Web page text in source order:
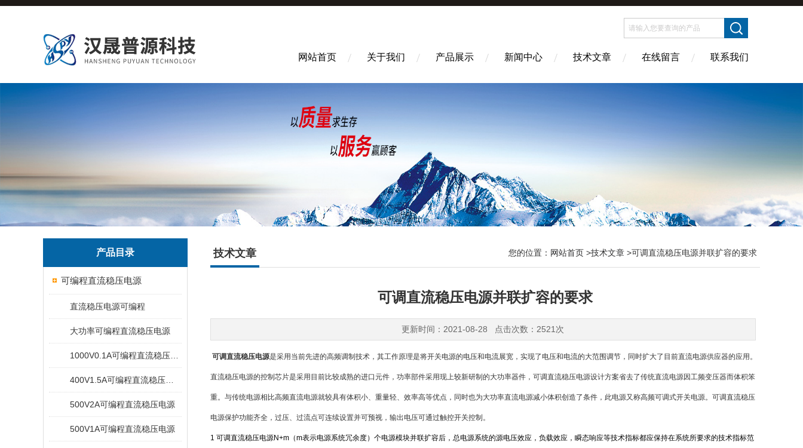
网站首页 关于我们 产品展示 新闻中心 技术文章 在线留言 联系我们
产品目录
可编程直流稳压电源
直流稳压电源可编程
大功率可编程直流稳压电源
500V2A可编程直流稳压电源
500V1A可编程直流稳压电源
技术文章 您的位置： 网站首页 >技术文章 >可调直流稳压电源并联扩容的要求
可调直流稳压电源并联扩容的要求
更新时间：2021-08-28 点击次数：2521次
可调直流稳压电源是采用当前先进的高频调制技术，其工作原理是将开关电源的电压和电流展宽，实现了电压和电流的大范围调节，同时扩大了目前直流电源供应器的应用。
直流稳压电源的控制芯片是采用目前比较成熟的进口元件，功率部件采用现上较新研制的大功率器件，可调直流稳压电源设计方案省去了传统直流电源因工频变压器而体积笨
重。与传统电源相比高频直流电源就较具有体积小、重量轻、效率高等优点，同时也为大功率直流电源减小体积创造了条件，此电源又称高频可调式开关电源。可调直流稳压
电源保护功能齐全，过压、过流点可连续设置并可预视，输出电压可通过触控开关控制。
1 可调直流稳压电源N+m（m表示电源系统冗余度）个电源模块并联扩容后，总电源系统的源电压效应，负载效应，瞬态响应等技术指标都应保持在系统所要求的技术指标范